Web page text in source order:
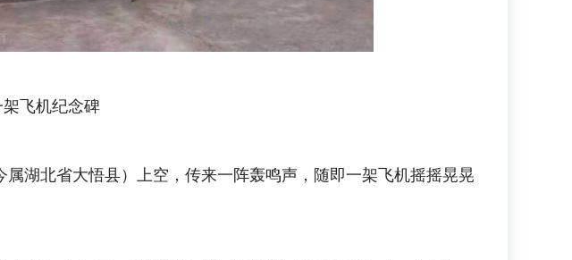
飞机纪念碑
湖北省大悟县）上空，传来一阵轰鸣声，随即一架飞机摇摇晃晃